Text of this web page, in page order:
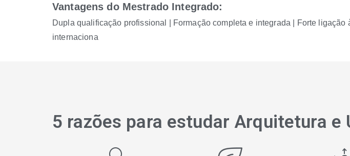
Vantagens do Mestrado Integrado:
Dupla qualificação profissional | Formação completa e integrada | Forte
internaciona
5 razões para estudar Arquitetura